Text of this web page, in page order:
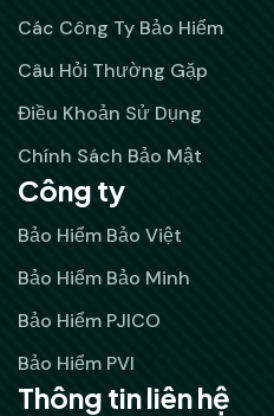
Các Công Ty Bảo Hiểm
Câu Hỏi Thường Gặp
Điều Khoản Sử Dụng
Chính Sách Bảo Mật
Công ty
Bảo Hiểm Bảo Việt
Bảo Hiểm Bảo Minh
Bảo Hiểm PJICO
Bảo Hiểm PVI
Thông tin liên hệ